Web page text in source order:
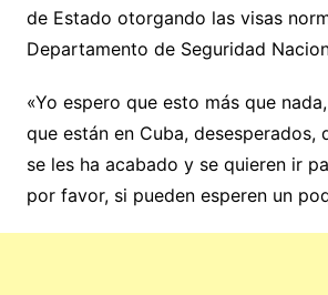
de Estado otorgando las visas
Departamento de Seguridad
«Yo espero que esto más que
que están en Cuba, desesperados,
se les ha acabado y se quieren ir
por favor, si pueden esperen un